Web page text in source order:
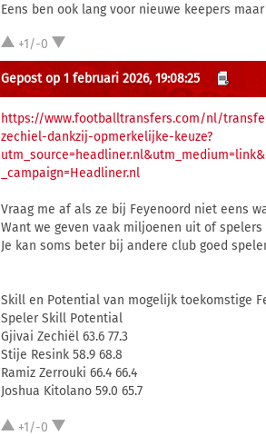
Eens ben ook lang voor nieuwe keepers
+1/-0
Gepost op 1 februari 2026, 19:08:25
https://www.footballtransfers.com/nl/
zechiel-dankzij-opmerkelijke-keuze?
_campaign=Headliner.nl
Vraag me af als ze bij Feyenoord niet eens
Want we geven vaak miljoenen uit of
Je kan soms beter bij andere club goed
Skill en Potential van mogelijk toekomstige
Speler Skill Potential
Gjivai Zechiël 63.6 77.3
Stije Resink 58.9 68.8
Ramiz Zerrouki 66.4 66.4
Joshua Kitolano 59.0 65.7
+1/-0